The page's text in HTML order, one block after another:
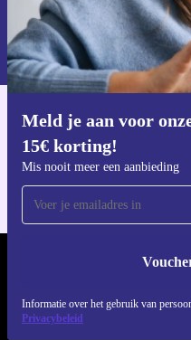
Meld je aan voor
15€ korting!
Mis nooit meer een aanbieding
Informatie over het gebruik van
Privacybeleid
Informatie over het gebruik van
privacybeleid
REFURBED